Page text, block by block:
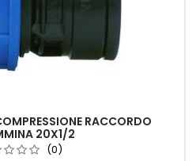
RACCORDO
20X1/2
(0)